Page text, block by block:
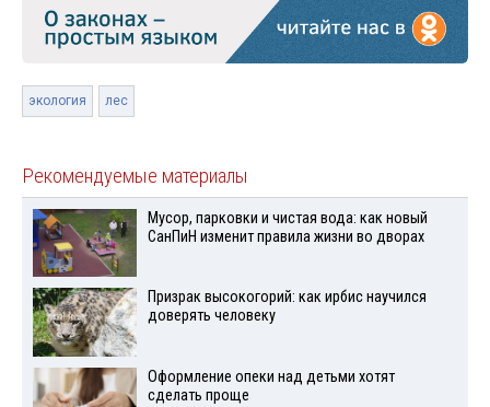
экология лес
Рекомендуемые материалы
Мусор, парковки и чистая вода: как новый
СанПиН изменит правила жизни во дворах
Призрак высокогорий: как ирбис научился
доверять человеку
Оформление опеки над детьми хотят
сделать проще